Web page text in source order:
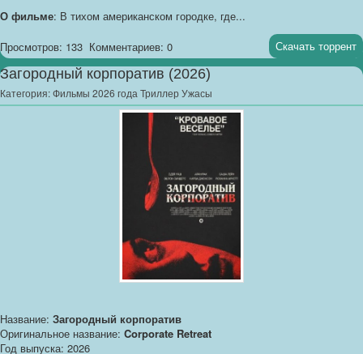
О фильме: В тихом американском городке, где...
Просмотров: 133 Комментариев: 0 Скачать торрент
Загородный корпоратив (2026)
Категория:Фильмы 2026 года Триллер Ужасы
Название: Загородный корпоратив
Оригинальное название: Corporate Retreat
Год выпуска: 2026